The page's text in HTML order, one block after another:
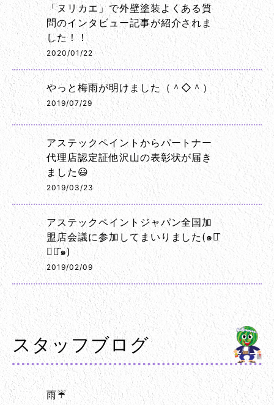
「ヌリカエ」で外壁塗装よくある質
問のインタビュー記事が紹介されま
した！！
2020/01/22
やっと梅雨が明けました（＾◇＾）
2019/07/29
アステックペイントからパートナー
代理店認定証他沢山の表彰状が届き
ました😃
2019/03/23
アステックペイントジャパン全国加
盟店会議に参加してまいりました(๑･̑
◡･̑๑)
2019/02/09
スタッフブログ
雨☔